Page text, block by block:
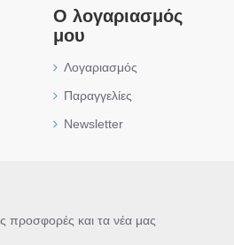
Ο λογαριασμός
μου
Λογαριασμός
Παραγγελίες
Newsletter
προσφορές και τα νέα μας